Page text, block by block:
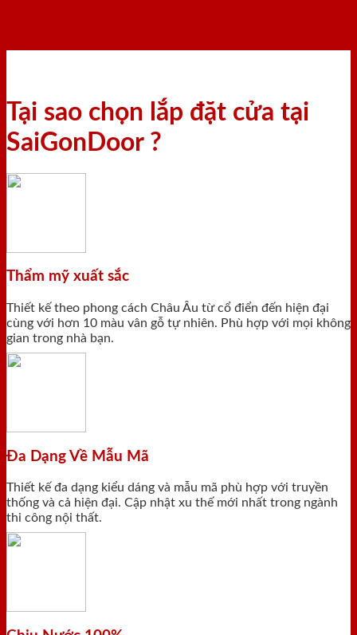
Tại sao chọn lắp đặt cửa tại
SaiGonDoor ?
Thẩm mỹ xuất sắc
Thiết kế theo phong cách Châu Âu từ cổ điển đến hiện đại
cùng với hơn 10 màu vân gỗ tự nhiên. Phù hợp với mọi không
gian trong nhà bạn.
Đa Dạng Về Mẫu Mã
Thiết kế đa dạng kiểu dáng và mẫu mã phù hợp với truyền
thống và cả hiện đại. Cập nhật xu thế mới nhất trong ngành
thi công nội thất.